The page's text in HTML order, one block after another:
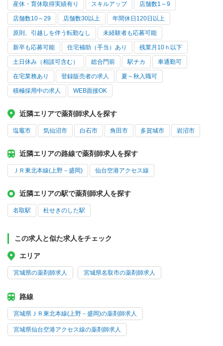
産休・育休取得実績有り スキルアップ 店舗数1～9
店舗数10～29 店舗数30以上 年間休日120日以上
原則、引越しを伴う転勤なし 未経験者も応募可能
新卒も応募可能 住宅補助（手当）あり 残業月10ｈ以下
土日休み（相談可含む） 総合門前 駅チカ 車通勤可
在宅業務あり 登録販売者の求人 夏～秋入職可
積極採用中の求人 WEB面接OK
近隣エリアで薬剤師求人を探す
塩竈市 気仙沼市 白石市 角田市 多賀城市 岩沼市
近隣エリアの路線で薬剤師求人を探す
ＪＲ東北本線(上野－盛岡) 仙台空港アクセス線
近隣エリアの駅で薬剤師求人を探す
名取駅 杜せきのした駅
この求人と似た求人をチェック
エリア
宮城県の薬剤師求人 宮城県名取市の薬剤師求人
路線
宮城県ＪＲ東北本線(上野－盛岡)の薬剤師求人
宮城県仙台空港アクセス線の薬剤師求人